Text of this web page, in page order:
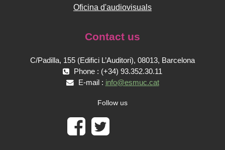
Oficina d'audiovisuals
Contact us
C/Padilla, 155 (Edifici L’Auditori), 08013, Barcelona
Phone : (+34) 93.352.30.11
E-mail : info@esmuc.cat
Follow us